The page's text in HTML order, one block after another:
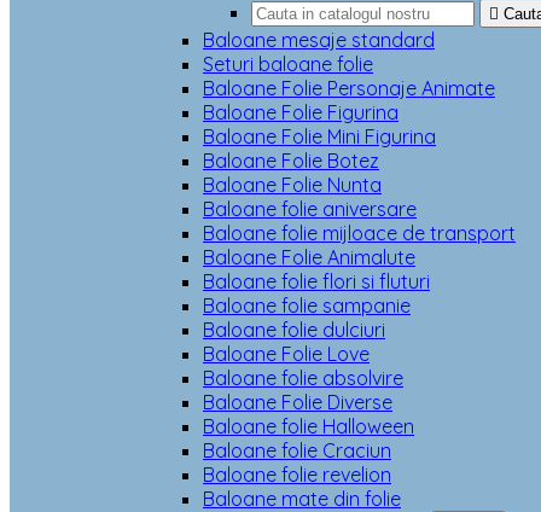

Baloane mesaje standard
Seturi baloane folie
Baloane Folie Personaje Animate
Baloane Folie Figurina
Baloane Folie Mini Figurina
Baloane Folie Botez
Baloane Folie Nunta
Baloane folie aniversare
Baloane folie mijloace de transport
Baloane Folie Animalute
Baloane folie flori si fluturi
Baloane folie sampanie
Baloane folie dulciuri
Baloane Folie Love
Baloane folie absolvire
Baloane Folie Diverse
Baloane folie Halloween
Baloane folie Craciun
Baloane folie revelion
Baloane mate din folie